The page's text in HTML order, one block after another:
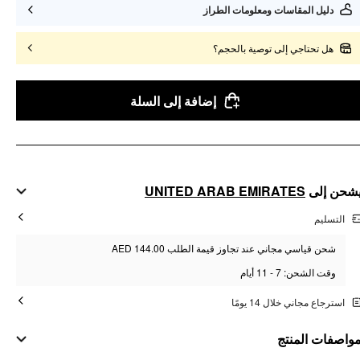
دليل المقاسات ومعلومات الطراز
هل تحتاجي إلى توصية بالحجم؟
إضافة إلى السلة
إلى UNITED ARAB EMIRATES
التسليم
شحن قياسي مجاني عند تجاوز قيمة الطلب AED 144.00
وقت الشحن: 7 - 11 أيام
استرجاع مجاني خلال 14 يومًا
المنتج